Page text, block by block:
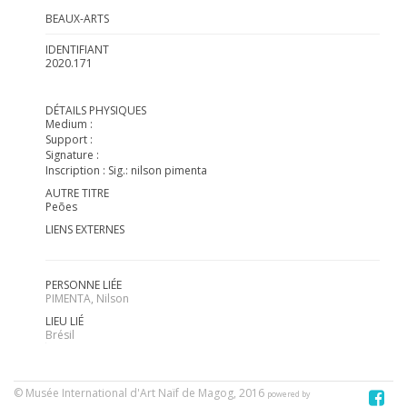
BEAUX-ARTS
IDENTIFIANT
2020.171
DÉTAILS PHYSIQUES
Medium :
Support :
Signature :
Inscription : Sig.: nilson pimenta
AUTRE TITRE
Peões
LIENS EXTERNES
PERSONNE LIÉE
PIMENTA, Nilson
LIEU LIÉ
Brésil
© Musée International d'Art Naïf de Magog, 2016 powered by